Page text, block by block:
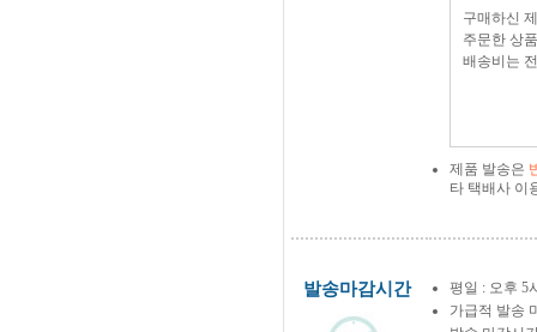
구매하신
주문한 상
배송비는
제품 발송은
타 택배사 이
발송마감시간
평일 : 오후 5
가급적 발송